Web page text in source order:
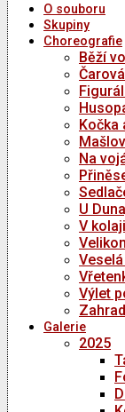
O souboru
Skupiny
Choreografie
Běží
Kočka
Na
U
V
Výlet
Galerie
2025